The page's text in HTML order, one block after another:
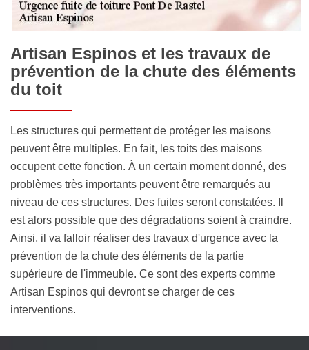
Artisan Espinos et les travaux de
prévention de la chute des éléments
du toit
Les structures qui permettent de protéger les maisons
peuvent être multiples. En fait, les toits des maisons
occupent cette fonction. À un certain moment donné, des
problèmes très importants peuvent être remarqués au
niveau de ces structures. Des fuites seront constatées. Il
est alors possible que des dégradations soient à craindre.
Ainsi, il va falloir réaliser des travaux d'urgence avec la
prévention de la chute des éléments de la partie
supérieure de l'immeuble. Ce sont des experts comme
Artisan Espinos qui devront se charger de ces
interventions.